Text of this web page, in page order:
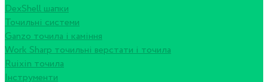
DexShell шапки
Точильні системи
Ganzo точила і каміння
Work Sharp точильні верстати і точила
Ruixin точила
Інструменти